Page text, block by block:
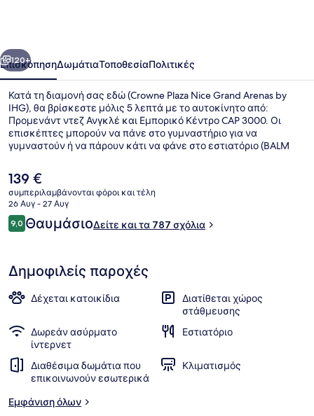
by
IHG
Επόμενο
120+
ΕπισκόπησηΔωμάτιαΤοποθεσίαΠολιτικές
Κατά τη διαμονή σας εδώ (Crowne Plaza Nice Grand Arenas by
IHG), θα βρίσκεστε μόλις 5 λεπτά με το αυτοκίνητο από:
Προμενάντ ντεζ Ανγκλέ και Εμπορικό Κέντρο CAP 3000. Οι
επισκέπτες μπορούν να πάνε στο γυμναστήριο για να
γυμναστούν ή να πάρουν κάτι να φάνε στο εστιατόριο (BALM
για μεσημεριανό και βραδινό. Θα βρείτε ακόμη μπαρ/lounge,
σάουνα και βεράντα. Για το εξυπηρετικό προσωπικό και την
τοποθεσία του τα καταλύματα λαμβάνουν εξαιρετική
βαθμολογία από τους ταξιδιώτες. Το κατάλυμα βρίσκεται πολύ
κοντά με τα πόδια από τα μέσα μαζικής μεταφοράς: ο σταθμός
Σταση Τραμ Grand Arenas South είναι μερικά μόλις βήματα
Η
τρέχουσα
τιμή
είναι
139 €
139 €
συμπεριλαμβάνονται φόροι και τέλη
26 Αυγ - 27 Αυγ
Σχόλια
9,09,0 στα 10
ΘαυμάσιοΔείτε και τα 787 σχόλια
Δημοφιλείς παροχές
Δέχεται κατοικίδια
Διατίθεται χώρος
στάθμευσης
Δωρεάν ασύρματο
ίντερνετ
Εστιατόριο
Διαθέσιμα δωμάτια που
επικοινωνούν εσωτερικά
Κλιματισμός
Εμφάνιση όλων